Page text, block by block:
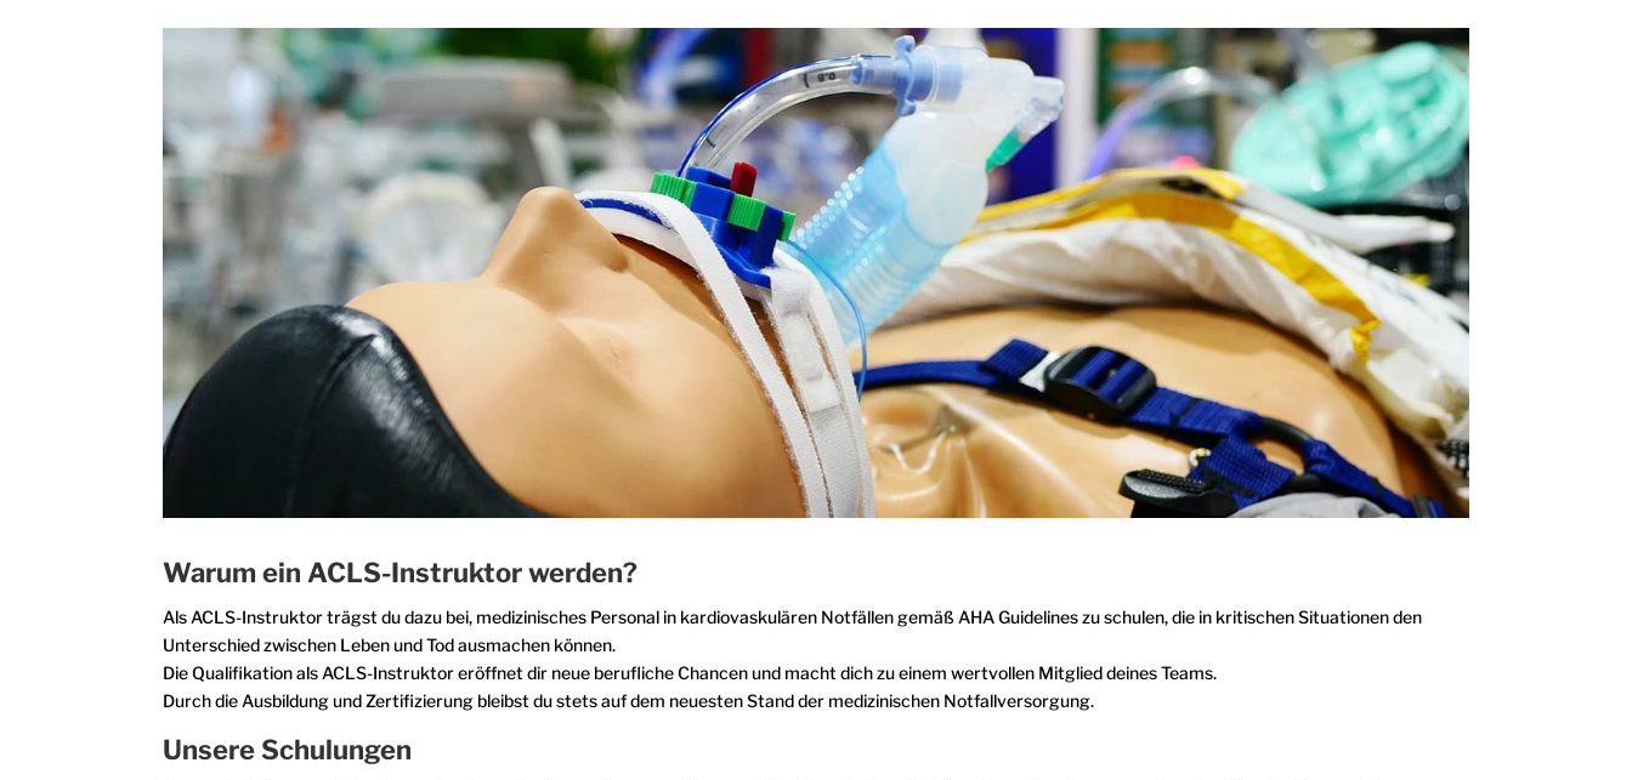
Warum ein ACLS-Instruktor werden?
Als ACLS-Instruktor trägst du dazu bei, medizinisches Personal in kardiovaskulären Notfällen gemäß AHA Guidelines zu schulen, die in kritischen Situationen den
Unterschied zwischen Leben und Tod ausmachen können.
Die Qualifikation als ACLS-Instruktor eröffnet dir neue berufliche Chancen und macht dich zu einem wertvollen Mitglied deines Teams.
Durch die Ausbildung und Zertifizierung bleibst du stets auf dem neuesten Stand der medizinischen Notfallversorgung.
Unsere Schulungen